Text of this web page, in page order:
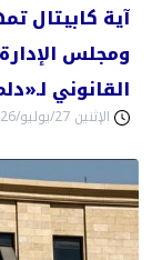
آية كابيتال
ومجلس
القانوني
الإثنين 27/يوليو/2026 - 02:42 م